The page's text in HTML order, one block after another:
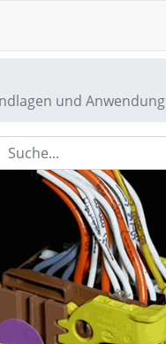
und Anwendung